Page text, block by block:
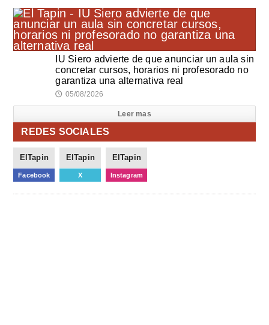
IU Siero advierte de que anunciar un aula sin
concretar cursos, horarios ni profesorado no
garantiza una alternativa real
🕔 05/08/2026
Leer mas
REDES SOCIALES
ElTapin
Facebook
ElTapin
X
ElTapin
Instagram